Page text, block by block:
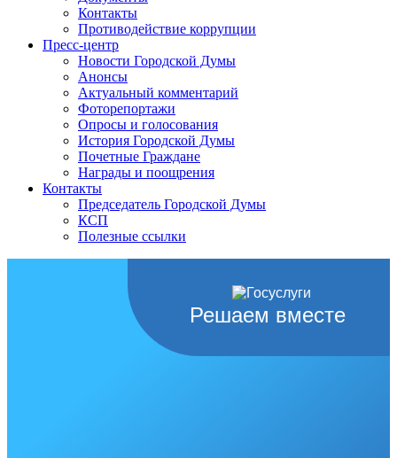
Контакты
Противодействие коррупции
Пресс-центр
Новости Городской Думы
Анонсы
Актуальный комментарий
Фоторепортажи
Опросы и голосования
История Городской Думы
Почетные Граждане
Награды и поощрения
Контакты
Председатель Городской Думы
КСП
Полезные ссылки
Решаем вместе